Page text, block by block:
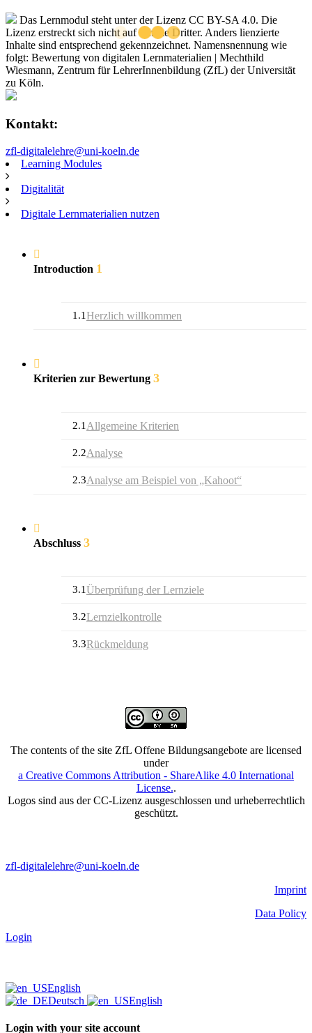
Das Lernmodul steht unter der Lizenz CC BY-SA 4.0. Die
Lizenz erstreckt sich nicht auf Inhalte Dritter. Anders lienzierte
Inhalte sind entsprechend gekennzeichnet. Namensnennung wie
folgt: Bewertung von digitalen Lernmaterialien | Mechthild
Wiesmann, Zentrum für LehrerInnenbildung (ZfL) der Universität
zu Köln.
Kontakt:
zfl-digitalelehre@uni-koeln.de
Learning Modules
Digitalität
Digitale Lernmaterialien nutzen
Introduction 1
1.1Herzlich willkommen
Kriterien zur Bewertung 3
2.1 Allgemeine Kriterien
2.2Analyse
2.3Analyse am Beispiel von „Kahoot“
Abschluss 3
3.1Überprüfung der Lernziele
3.2Lernzielkontrolle
3.3Rückmeldung
The contents of the site ZfL Offene Bildungsangebote are licensed
under
a Creative Commons Attribution - ShareAlike 4.0 International
License..
Logos sind aus der CC-Lizenz ausgeschlossen und urheberrechtlich
geschützt.
zfl-digitalelehre@uni-koeln.de
Imprint
Data Policy
Login
English
Deutsch
English
Login with your site account